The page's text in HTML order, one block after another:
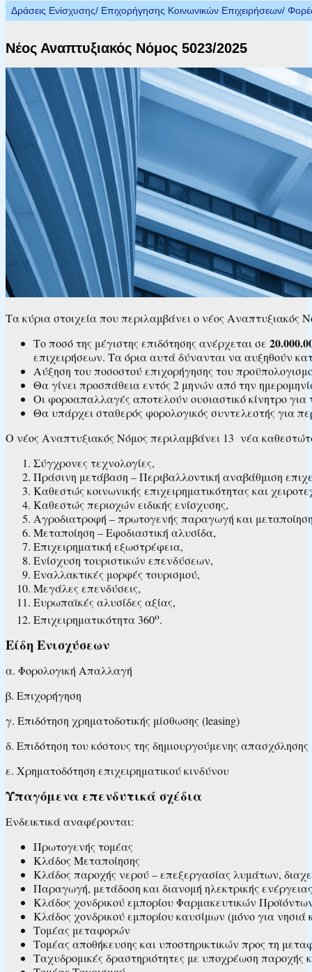
Δράσεις Ενίσχυσης/ Επιχορήγησης Κοινωνικών Επιχειρήσεων/
Νέος Αναπτυξιακός Νόμος 5023/2025
Τα κύρια στοιχεία που περιλαμβάνει ο νέος Αναπτυξιακός
Το ποσό της μέγιστης επιδότησης ανέρχεται σε
επιχειρήσεων. Τα όρια αυτά δύνανται να αυξηθούν
Αύξηση του ποσοστού επιχορήγησης του
Θα γίνει προσπάθεια εντός 2 μηνών από την
Οι φοροαπαλλαγές αποτελούν ουσιαστικό κίνητρο
Θα υπάρχει σταθερός φορολογικός συντελεστής για
Ο νέος Αναπτυξιακός Νόμος περιλαμβάνει 13 νέα
Σύγχρονες τεχνολογίες,
Πράσινη μετάβαση – Περιβαλλοντική αναβάθμιση
Καθεστώς κοινωνικής επιχειρηματικότητας και
Καθεστώς περιοχών ειδικής ενίσχυσης,
Αγροδιατροφή – πρωτογενής παραγωγή και
Μεταποίηση – Εφοδιαστική αλυσίδα,
Επιχειρηματική εξωστρέφεια,
Ενίσχυση τουριστικών επενδύσεων,
Εναλλακτικές μορφές τουρισμού,
Μεγάλες επενδύσεις,
Ευρωπαϊκές αλυσίδες αξίας,
Επιχειρηματικότητα 360ο.
Είδη Ενισχύσεων
α. Φορολογική Απαλλαγή
β. Επιχορήγηση
γ. Επιδότηση χρηματοδοτικής μίσθωσης (leasing)
δ. Επιδότηση του κόστους της δημιουργούμενης απασχόλησης
ε. Χρηματοδότηση επιχειρηματικού κινδύνου
Υπαγόμενα επενδυτικά σχέδια
Ενδεικτικά αναφέρονται:
Πρωτογενής τομέας
Κλάδος Μεταποίησης
Κλάδος παροχής νερού – επεξεργασίας λυμάτων,
Παραγωγή, μετάδοση και διανομή ηλεκτρικής ενέργειας
Κλάδος χονδρικού εμπορίου Φαρμακευτικών
Κλάδος χονδρικού εμπορίου καυσίμων (μόνο για
Τομέας μεταφορών
Τομέας αποθήκευσης και υποστηρικτικών προς τη
Ταχυδρομικές δραστηριότητες με υποχρέωση παροχής